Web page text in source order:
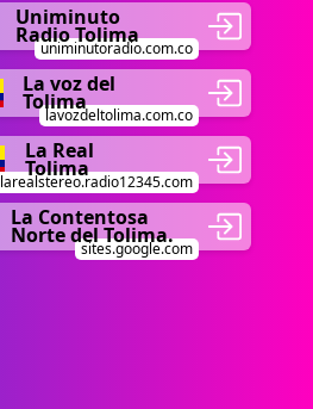
Uniminuto
Radio Tolima
uniminutoradio.com.co
La voz del
Tolima
lavozdeltolima.com.co
La Real
Tolima
larealstereo.radio12345.com
La Contentosa
Norte del Tolima.
sites.google.com